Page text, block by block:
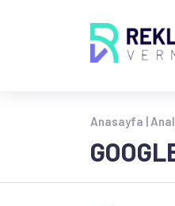
Anasayfa |